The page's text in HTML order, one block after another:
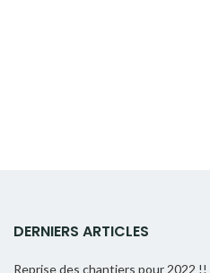
DERNIERS ARTICLES
Reprise des chantiers pour 2022 !!